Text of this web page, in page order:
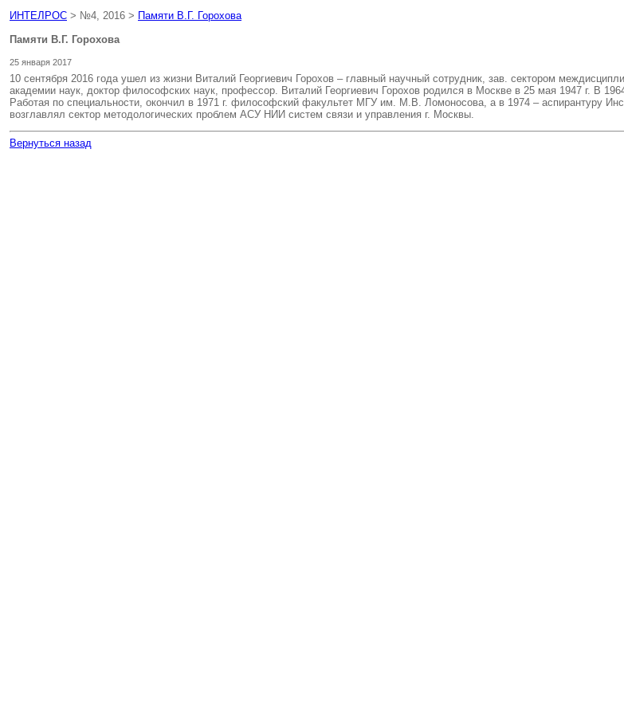
ИНТЕЛРОС > №4, 2016 > Памяти В.Г. Горохова
Памяти В.Г. Горохова
25 января 2017
10 сентября 2016 года ушел из жизни Виталий Георгиевич Горохов – главный научный сотрудник, зав. сектором
академии наук, доктор философских наук, профессор. Виталий Георгиевич Горохов родился в Москве в 25 мая 1947 г. В
Работая по специальности, окончил в 1971 г. философский факультет МГУ им. М.В. Ломоносова, а в 1974 – аспирантуру
возглавлял сектор методологических проблем АСУ НИИ систем связи и управления г. Москвы.
Вернуться назад